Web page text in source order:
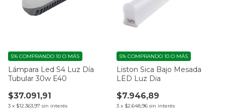
Lámpara Led S4 Luz Día
Tubular 30w E40
$37.091,91
3 x $12.363,97 sin interés
5% COMPRANDO 10 O MÁS
Liston Sica Bajo Mesada
LED Luz Dia
$7.946,89
3 x $2.648,96 sin interés
5% COMPRANDO 10 O MÁS